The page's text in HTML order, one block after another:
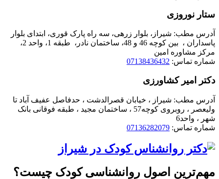
ستار نوروزی
آدرس مطب: شیراز، بلوار زرهی، سه راه پارک قوری، ابتدای بلوار
پاسداران ، بین کوچه 46 و 48، ساختمان نادر، طبقه 1، واحد 2،
مرکز مشاوره امین
شماره تماس: 07138436432
دکتر امیر کشاورزی
آدرس مطب: شیراز ، خیابان قصرالدشت ، حدفاصل عفیف آباد تا
ولیعصر ، روبروی کوچه57 ، ساختمان مجید ، طبقه فوقانی بانک
شهر ، واحد6
شماره تماس: 07136282079
مهم‌ترین اصول روانشناسی کودک چیست؟